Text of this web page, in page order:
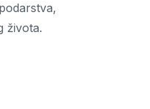
života.